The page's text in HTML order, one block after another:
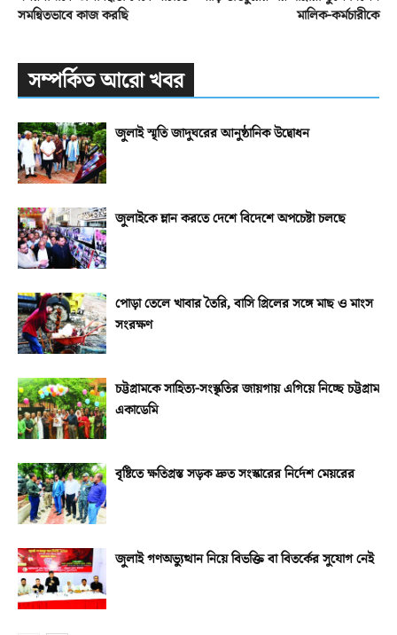
সমন্বিতভাবে কাজ করছি
মালিক-কর্মচারীকে
সম্পর্কিত আরো খবর
জুলাই স্মৃতি জাদুঘরের আনুষ্ঠানিক উদ্বোধন
জুলাইকে ম্লান করতে দেশে বিদেশে অপচেষ্টা চলছে
পোড়া তেলে খাবার তৈরি, বাসি গ্রিলের সঙ্গে মাছ ও মাংস
সংরক্ষণ
চট্টগ্রামকে সাহিত্য-সংস্কৃতির জায়গায় এগিয়ে নিচ্ছে চট্টগ্রাম
একাডেমি
বৃষ্টিতে ক্ষতিগ্রস্ত সড়ক দ্রুত সংস্কারের নির্দেশ মেয়রের
জুলাই গণঅভ্যুত্থান নিয়ে বিভক্তি বা বিতর্কের সুযোগ নেই